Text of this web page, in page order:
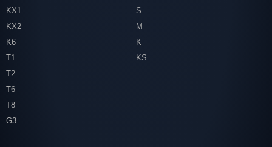
KX1
KX2
K6
T1
T2
T6
T8
G3
S
M
K
KS